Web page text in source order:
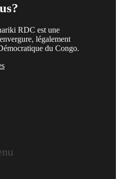
RDC est une
légalement
du Congo.